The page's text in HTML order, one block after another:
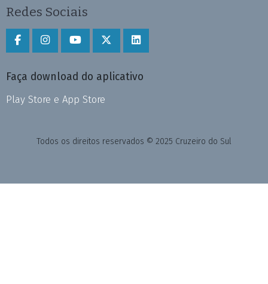
Redes Sociais
Faça download do aplicativo
Play Store e App Store
Todos os direitos reservados © 2025 Cruzeiro do Sul